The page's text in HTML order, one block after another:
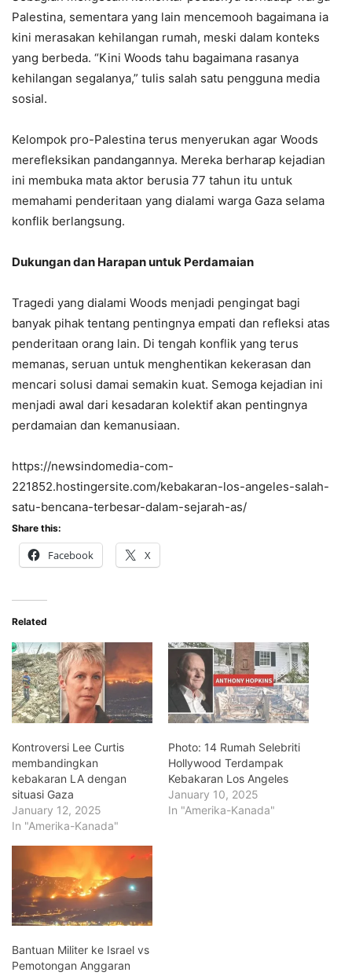
Palestina, sementara yang lain mencemooh bagaimana ia
kini merasakan kehilangan rumah, meski dalam konteks
yang berbeda. “Kini Woods tahu bagaimana rasanya
kehilangan segalanya,” tulis salah satu pengguna media
sosial.
Kelompok pro-Palestina terus menyerukan agar Woods
merefleksikan pandangannya. Mereka berharap kejadian
ini membuka mata aktor berusia 77 tahun itu untuk
memahami penderitaan yang dialami warga Gaza selama
konflik berlangsung.
Dukungan dan Harapan untuk Perdamaian
Tragedi yang dialami Woods menjadi pengingat bagi
banyak pihak tentang pentingnya empati dan refleksi atas
penderitaan orang lain. Di tengah konflik yang terus
memanas, seruan untuk menghentikan kekerasan dan
mencari solusi damai semakin kuat. Semoga kejadian ini
menjadi awal dari kesadaran kolektif akan pentingnya
perdamaian dan kemanusiaan.
https://newsindomedia-com-
221852.hostingersite.com/kebakaran-los-angeles-salah-
satu-bencana-terbesar-dalam-sejarah-as/
Share this:
Facebook X
Related
Kontroversi Lee Curtis
membandingkan
kebakaran LA dengan
situasi Gaza
January 12, 2025
In "Amerika-Kanada"
Photo: 14 Rumah Selebriti
Hollywood Terdampak
Kebakaran Los Angeles
January 10, 2025
In "Amerika-Kanada"
Bantuan Militer ke Israel vs
Pemotongan Anggaran